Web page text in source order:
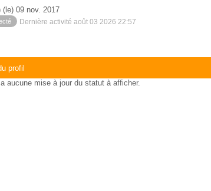
(le) 09 nov. 2017
Dernière activité août 03 2026 22:57
profil
a aucune mise à jour du statut à afficher.